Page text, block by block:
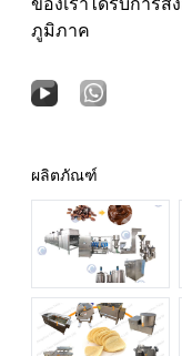
ภูมิภาค
ผลิตภัณฑ์